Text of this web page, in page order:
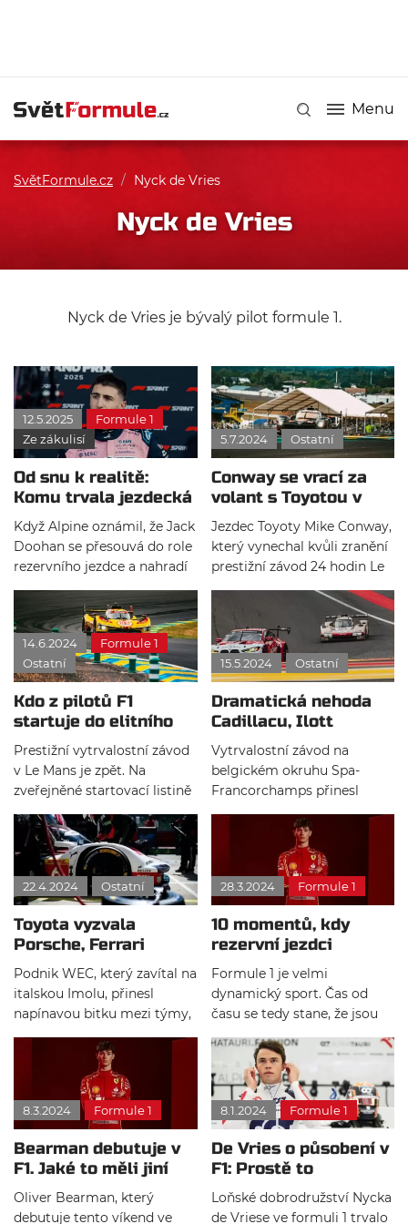
Menu
SvětFormule.cz / Nyck de Vries
Nyck de Vries
Nyck de Vries je bývalý pilot formule 1.
12.5.2025
Formule 1
Ze zákulisí
Od snu k realitě:
Komu trvala jezdecká
kariéra v F1 jen pár
závodů?
Když Alpine oznámil, že Jack
Doohan se přesouvá do role
rezervního jezdce a nahradí
ho Franco Colapinto, nebylo
to zas až tak velké
překvapení. Australan
celkově odjezdil 7 závodů v
královně motorsportu.
Možná vás u něj napadla
otázka, jaké jsou nejkratší
jezdecké kariéry ve formuli
1? Proto přinášíme přehled
těchto kariér od přelomu
tisíciletí.
5.7.2024 Ostatní
Conway se vrací za
volant s Toyotou v
šampionátu WEC
Jezdec Toyoty Mike Conway,
který vynechal kvůli zranění
prestižní závod 24 hodin Le
Mans, se po zotavení vrací
do kokpitu vytrvalostního
vozu do Interlagosu.
14.6.2024
Formule 1
Ostatní
Kdo z pilotů F1
startuje do elitního
závodu 24h Le Mans?
Prestižní vytrvalostní závod
v Le Mans je zpět. Na
zveřejněné startovací listině
ve kterých se prostřídá 186
jezdců, mezi nimiž jsou také
známá jména bývalých
pilotů formule 1. Kdo závodí
ve WEC dlouhodobě a kdo
bude součástí pouze Le
Mans?
15.5.2024 Ostatní
Dramatická nehoda
Cadillacu, Ilott
vyhrává 6h závod ve
Spa
Vytrvalostní závod na
belgickém okruhu Spa-
Francorchamps přinesl
momentů. Na trati se po
celou dobu závodu bojovalo
o cenné příčky. Hrozivá
nehoda v průběhu závodu
zapříčinila zastavení závodu
pod červenou vlajkou.
22.4.2024 Ostatní
Toyota vyzvala
Porsche, Ferrari
doplatilo na strategii
Podnik WEC, který zavítal na
italskou Imolu, přinesl
napínavou bitku mezi týmy,
které jsou si velmi
vyrovnané. Velkou roli hrály
strategie, pit stopy, ale i
počasí, které bylo
proměnlivé po celý závodní
víkend.
28.3.2024 Formule 1
10 momentů, kdy
rezervní jezdci
startovali na Velké
ceně
Formule 1 je velmi
dynamický sport. Čas od
času se tedy stane, že jsou
týmy nuceny nasadit své
rezervní jezdce přímo do
závodu. Pojďme se společně
podívat, jak se jim vedlo.
8.3.2024 Formule 1
Bearman debutuje v
F1. Jaké to měli jiní
nováčci?
Oliver Bearman, který
debutuje tento víkend ve
8.1.2024 Formule 1
De Vries o působení v
F1: Prostě to
nefungovalo
Loňské dobrodružství Nycka
de Vriese ve formuli 1 trvalo